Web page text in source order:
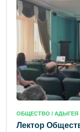
ОБЩЕСТВО / АДЫГЕЯ
Лектор